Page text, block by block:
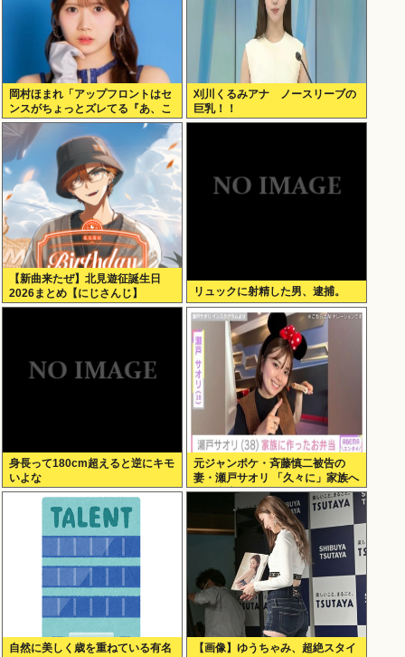
岡村ほまれ「アップフロントはセ
ンスがちょっとズレてる『あ、こ
れ選ぶんだぁ』みたいな。悪口で
はなく斬新
刈川くるみアナ ノースリーブの
巨乳！！
【新曲来たぜ】北見遊征誕生日
2026まとめ【にじさんじ】
リュックに射精した男、逮捕。
身長って180cm超えると逆にキモ
いよな
元ジャンポケ・斉藤慎二被告の
妻・瀬戸サオリ 「久々に」家族へ
のお弁当作り再開
自然に美しく歳を重ねている有名
【画像】ゆうちゃみ、超絶スタイ